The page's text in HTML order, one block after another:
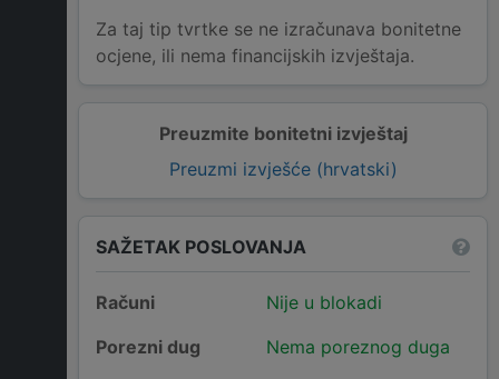
Preuzmite bonitetni izvještaj
Preuzmi izvješće (hrvatski)
Za taj tip tvrtke se ne izračunava bonitetne
ocjene, ili nema financijskih izvještaja.
SAŽETAK POSLOVANJA
Računi
Nije u blokadi
Porezni dug
Nema poreznog duga